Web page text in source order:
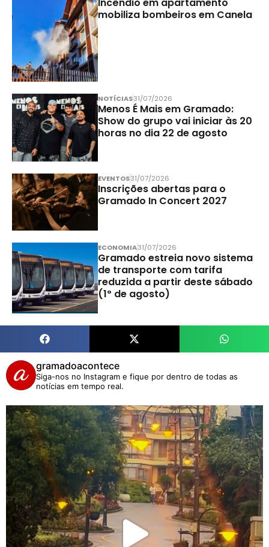
mobiliza bombeiros em Canela
NOTÍCIAS31/07/2026
Menos É Mais em Gramado:
Show do grupo vai iniciar às 20
horas no dia 22 de agosto
EVENTOS31/07/2026
Inscrições abertas para o
Gramado In Concert 2027
ECONOMIA31/07/2026
Gramado estreia novo sistema
de transporte com tarifa
reduzida a partir deste sábado
(1º de agosto)
gramadoacontece
Siga-nos no Instagram e fique por dentro de todas as
notícias em tempo real.